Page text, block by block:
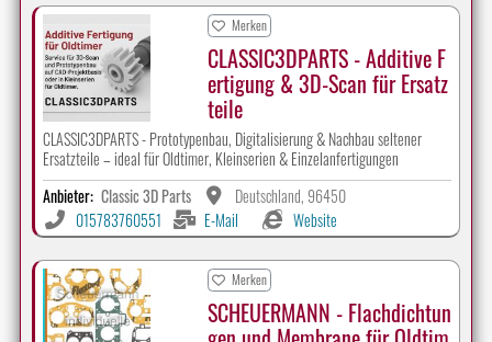
Merken
CLASSIC3DPARTS - Additive F
ertigung & 3D-Scan für Ersatz
teile
CLASSIC3DPARTS - Prototypenbau, Digitalisierung & Nachbau seltener
Ersatzteile – ideal für Oldtimer, Kleinserien & Einzelanfertigungen
Anbieter: Classic 3D Parts
Deutschland, 96450
015783760551
E-Mail Website
Merken
SCHEUERMANN - Flachdichtun